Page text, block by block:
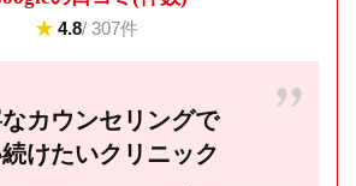
★ 4.8/ 307件
カウンセリングで
けたいクリニック